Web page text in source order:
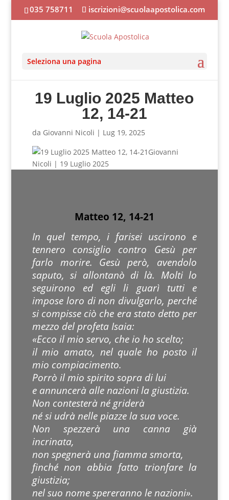
035 758711 iscrizioni@scuolaapostolica.com
Seleziona una pagina
19 Luglio 2025 Matteo
12, 14-21
da Giovanni Nicoli | Lug 19, 2025
Giovanni
Nicoli | 19 Luglio 2025
Matteo 12, 14-21
In quel tempo, i farisei uscirono e
tennero consiglio contro Gesù per
farlo morire. Gesù però, avendolo
saputo, si allontanò di là. Molti lo
seguirono ed egli li guarì tutti e
impose loro di non divulgarlo, perché
si compisse ciò che era stato detto per
mezzo del profeta Isaia:
«Ecco il mio servo, che io ho scelto;
il mio amato, nel quale ho posto il
mio compiacimento.
Porrò il mio spirito sopra di lui
e annuncerà alle nazioni la giustizia.
Non contesterà né griderà
né si udrà nelle piazze la sua voce.
Non spezzerà una canna già
incrinata,
non spegnerà una fiamma smorta,
finché non abbia fatto trionfare la
giustizia;
nel suo nome spereranno le nazioni».